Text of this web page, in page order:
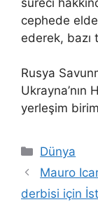
cephede
ederek, bazı
Rusya
yerleşim
Kategoriler
Dünya
Mauro
derbisi için